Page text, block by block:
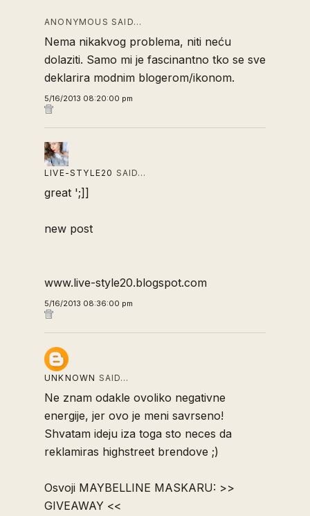
ANONYMOUS SAID…
Nema nikakvog problema, niti neću
dolaziti. Samo mi je fascinantno tko se sve
deklarira modnim blogerom/ikonom.
5/16/2013 08:20:00 pm
LIVE-STYLE20 SAID…
great ';]]
new post
www.live-style20.blogspot.com
5/16/2013 08:36:00 pm
UNKNOWN SAID…
Ne znam odakle ovoliko negativne
energije, jer ovo je meni savrseno!
Shvatam ideju iza toga sto neces da
reklamiras highstreet brendove ;)
Osvoji MAYBELLINE MASKARU: >>
GIVEAWAY <<